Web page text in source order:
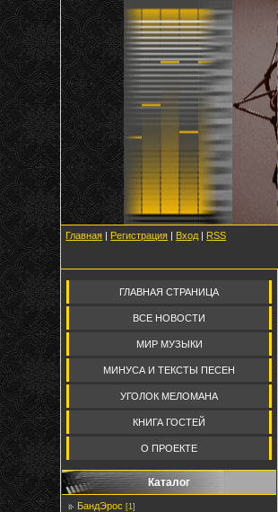
Главная | Регистрация | Вход | RSS
ГЛАВНАЯ СТРАНИЦА
ВСЕ НОВОСТИ
МИР МУЗЫКИ
МИНУСА И ТЕКСТЫ ПЕСЕН
УГОЛОК МЕЛОМАНА
КНИГА ГОСТЕЙ
О ПРОЕКТЕ
Каталог
БандЭрос [1]